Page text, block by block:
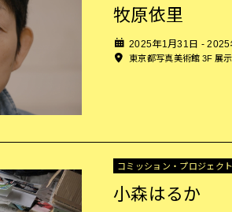
牧原依里
2025年1月31日 - 2025
東京都写真美術館 3F 展
コミッション・プロジェクト
小森はるか